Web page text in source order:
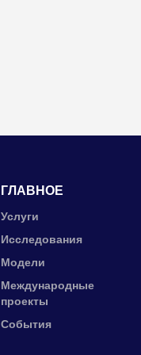
ГЛАВНОЕ
Услуги
Исследования
Модели
Международные
проекты
События